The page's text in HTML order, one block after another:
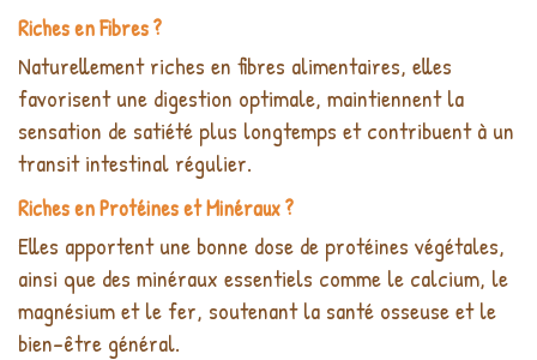
Riches en Fibres ?
Naturellement riches en fibres alimentaires, elles
favorisent une digestion optimale, maintiennent la
sensation de satiété plus longtemps et contribuent à un
transit intestinal régulier.
Riches en Protéines et Minéraux ?
Elles apportent une bonne dose de protéines végétales,
ainsi que des minéraux essentiels comme le calcium, le
magnésium et le fer, soutenant la santé osseuse et le
bien-être général.